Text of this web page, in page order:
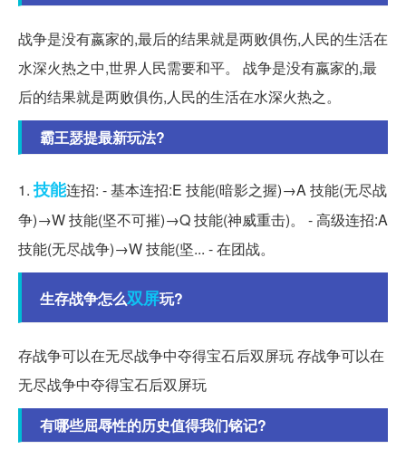
战争是没有嬴家的,最后的结果就是两败俱伤,人民的生活在
水深火热之中,世界人民需要和平。 战争是没有嬴家的,最
后的结果就是两败俱伤,人民的生活在水深火热之。
霸王瑟提最新玩法?
1.技能连招: - 基本连招:E 技能(暗影之握)→A 技能(无尽战
争)→W 技能(坚不可摧)→Q 技能(神威重击)。 - 高级连招:A
技能(无尽战争)→W 技能(坚... - 在团战。
生存战争怎么双屏玩?
存战争可以在无尽战争中夺得宝石后双屏玩 存战争可以在
无尽战争中夺得宝石后双屏玩
有哪些屈辱性的历史值得我们铭记?